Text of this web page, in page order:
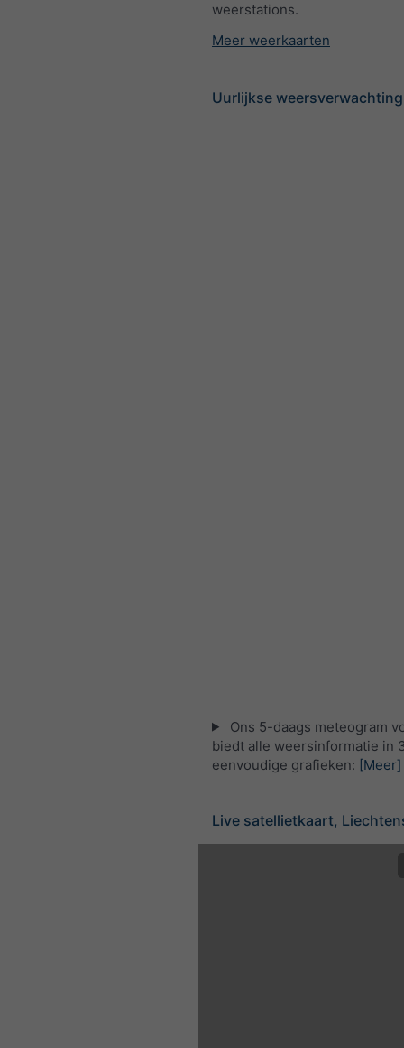
weerstations.
Meer weerkaarten
Uurlijkse
Ons 5-daags meteogram
biedt alle weersinformatie in
eenvoudige grafieken: [Meer]
Live satellietkaart,